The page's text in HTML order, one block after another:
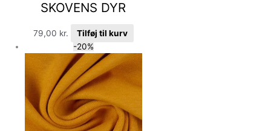
SKOVENS DYR
79,00 kr.
Tilføj til kurv
-20%